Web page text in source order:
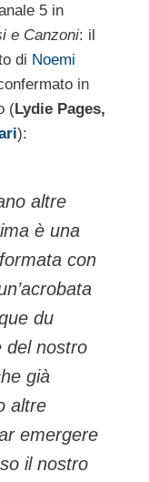
5 in
e Canzoni: il
di Noemi
in
(Lydie Pages,
):
altre
è una
con
du
del nostro
già
altre
emergere
il nostro